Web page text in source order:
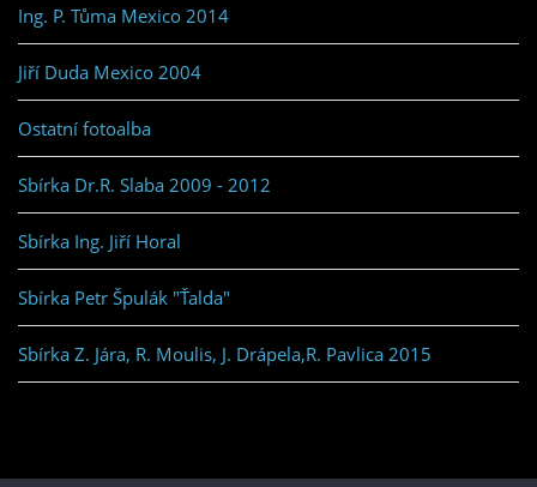
Ing. P. Tůma Mexico 2014
Jiří Duda Mexico 2004
Ostatní fotoalba
Sbírka Dr.R. Slaba 2009 - 2012
Sbírka Ing. Jiří Horal
Sbírka Petr Špulák "Ťalda"
Sbírka Z. Jára, R. Moulis, J. Drápela,R. Pavlica 2015